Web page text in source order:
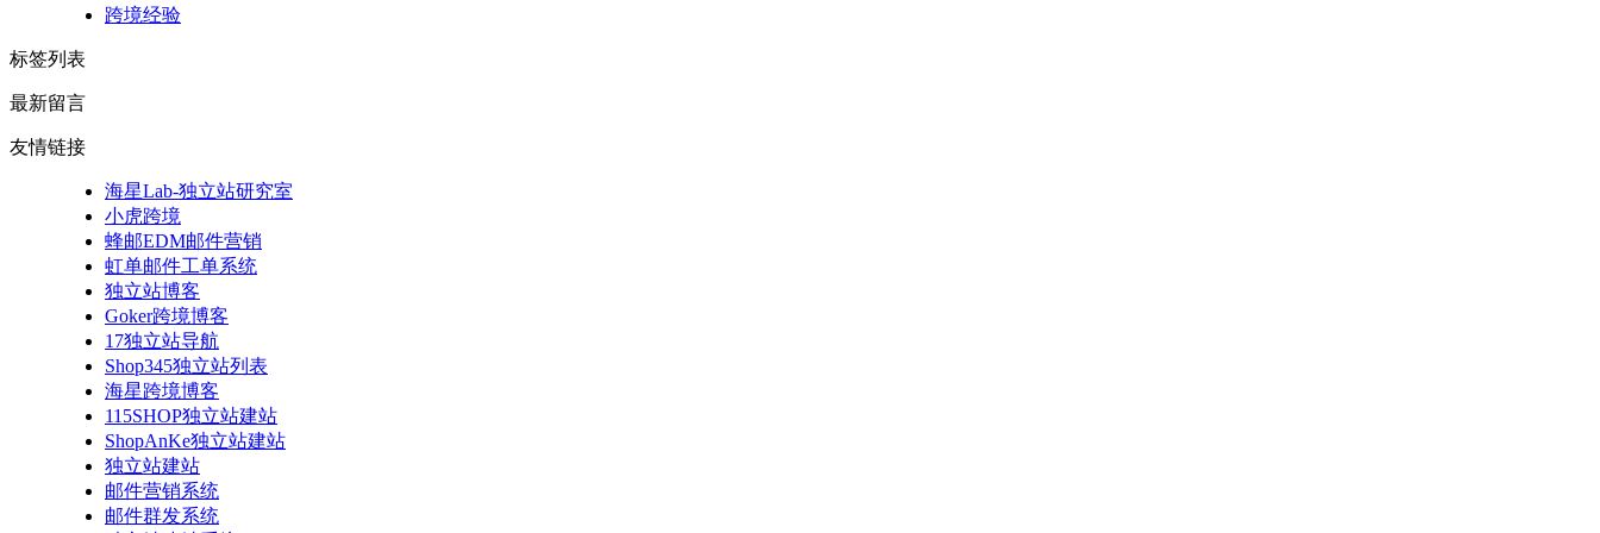
跨境经验
标签列表
最新留言
友情链接
海星Lab-独立站研究室
小虎跨境
蜂邮EDM邮件营销
虹单邮件工单系统
独立站博客
Goker跨境博客
17独立站导航
Shop345独立站列表
海星跨境博客
115SHOP独立站建站
ShopAnKe独立站建站
独立站建站
邮件营销系统
邮件群发系统